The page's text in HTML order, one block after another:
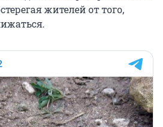
жителей от того,